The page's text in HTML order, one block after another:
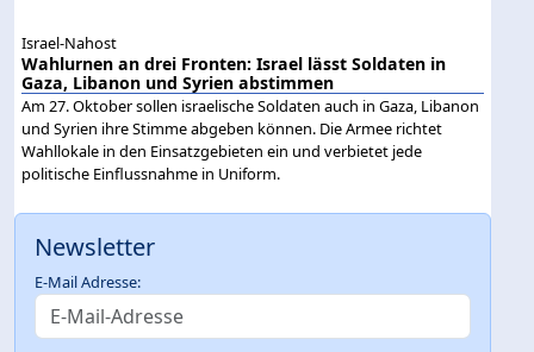
Israel-Nahost
Wahlurnen an drei Fronten: Israel lässt Soldaten in
Gaza, Libanon und Syrien abstimmen
Am 27. Oktober sollen israelische Soldaten auch in Gaza, Libanon
und Syrien ihre Stimme abgeben können. Die Armee richtet
Wahllokale in den Einsatzgebieten ein und verbietet jede
politische Einflussnahme in Uniform.
Newsletter
E-Mail Adresse: